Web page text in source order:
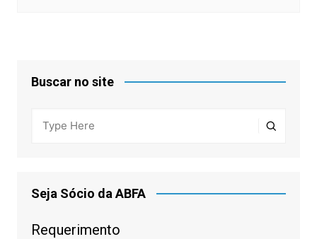
Buscar no site
Seja Sócio da ABFA
Requerimento